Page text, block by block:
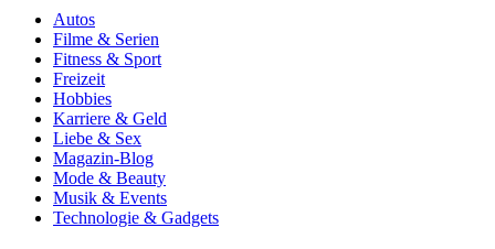
Autos
Filme & Serien
Fitness & Sport
Freizeit
Hobbies
Karriere & Geld
Liebe & Sex
Magazin-Blog
Mode & Beauty
Musik & Events
Technologie & Gadgets